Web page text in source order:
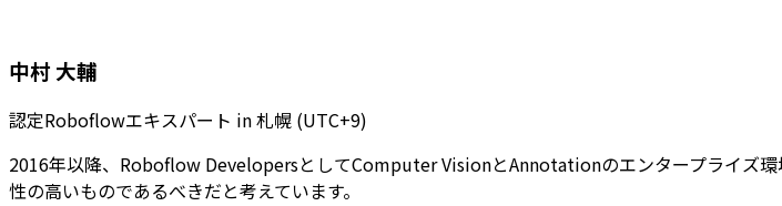
中村 大輔
認定Roboflowエキスパート in札幌 (UTC+9)
2016年以降、Roboflow DevelopersとしてComputer VisionとAnnotationのエンタープライズ
性の高いものであるべきだと考えています。